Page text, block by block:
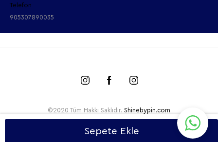
Sepete Ekle
Telefon
905307890035
©2020 Tüm Hakkı Saklıdır. Shinebypin.com
Sistemleriyle Hazırlanmıştır.